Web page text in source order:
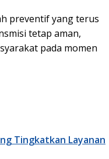
preventif yang terus
tetap aman,
pada momen
Tingkatkan Layanan